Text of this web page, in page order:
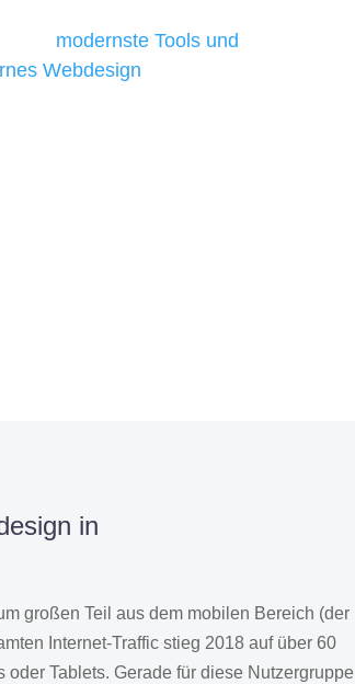
modernste Tools und
Webdesign
in
großen Teil aus dem mobilen Bereich (der
Internet-Traffic stieg 2018 auf über 60
oder Tablets. Gerade für diese Nutzergruppe